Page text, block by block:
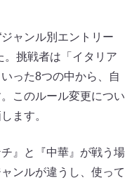
ャンル別エントリー
。挑戦者は「イタリア
った8つの中から、自
このルール変更につい
ます。
』と『中華』が戦う場
ンルが違うし、使って